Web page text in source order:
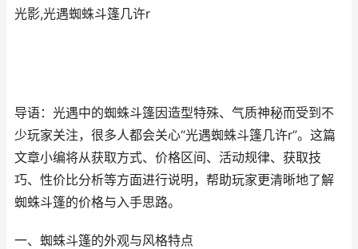
光影,光遇蜘蛛斗篷几许r
导语：光遇中的蜘蛛斗篷因造型特殊、气质神秘而受到不
少玩家关注，很多人都会关心“光遇蜘蛛斗篷几许r”。这篇
文章小编将从获取方式、价格区间、活动规律、获取技
巧、性价比分析等方面进行说明，帮助玩家更清晰地了解
蜘蛛斗篷的价格与入手思路。
一、蜘蛛斗篷的外观与风格特点